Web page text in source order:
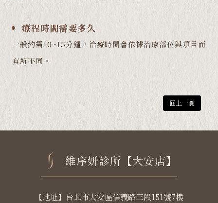
療程時間需要多久
一般約需10~15分鍾，治療時間會依據治療部位與項目而
有所不同。
回上一頁
維序妍診所【大安店】
【地址】台北市大安區信義路三段151號7樓